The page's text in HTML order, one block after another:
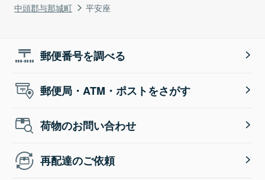
中頭郡与那城町
平安座
郵便番号を調べる
郵便局・ATM・ポストをさがす
荷物のお問い合わせ
再配達のご依頼